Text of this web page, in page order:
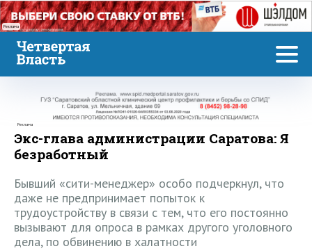
Реклама
Реклама
Экс-глава администрации Саратова: Я
безработный
Бывший «сити-менеджер» особо подчеркнул, что
даже не предпринимает попыток к
трудоустройству в связи с тем, что его постоянно
вызывают для опроса в рамках другого уголовного
дела, по обвинению в халатности